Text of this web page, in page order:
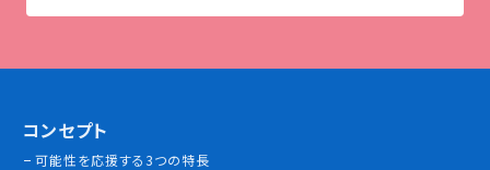
資格・就職
就職について
内定者VOICE
コンセプト
可能性を応援する3つの特長